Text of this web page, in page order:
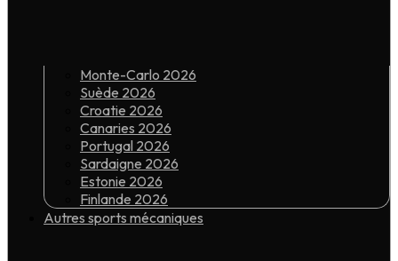
Monte-Carlo 2026
Suède 2026
Croatie 2026
Canaries 2026
Portugal 2026
Sardaigne 2026
Estonie 2026
Finlande 2026
Autres sports mécaniques